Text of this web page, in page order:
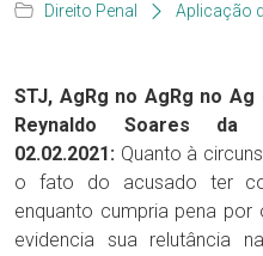
Direito Penal Aplicação
STJ, AgRg no AgRg no Ag
Reynaldo Soares
02.02.2021: Quanto à
o fato do acusado ter
enquanto cumpria pena por
evidencia sua relutância